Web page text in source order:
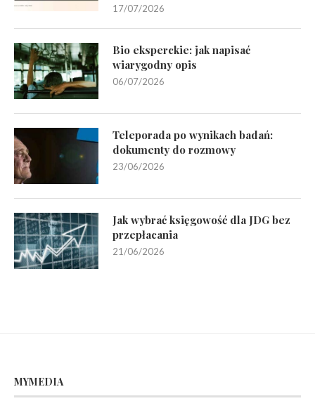
17/07/2026
Bio eksperckie: jak napisać
wiarygodny opis
06/07/2026
Teleporada po wynikach badań:
dokumenty do rozmowy
23/06/2026
Jak wybrać księgowość dla JDG bez
przepłacania
21/06/2026
MYMEDIA